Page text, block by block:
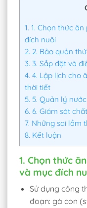
1. 1. Chọn thức
đích nuôi
2. 2. Bảo quản
3. 3. Sắp đặt và
4. 4. Lập lịch cho
thời tiết
5. 5. Quản lý
6. 6. Giám sát
7. Những sai lầm
8. Kết luận
1. Chọn thức
và mục đích
Sử dụng công
đoạn: gà con